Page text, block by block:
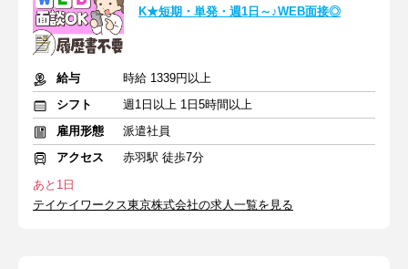
K★短期・単発・週1日～♪WEB面接◎
給与
時給 1339円以上
シフト
週1日以上 1日5時間以上
雇用形態
派遣社員
アクセス
赤羽駅 徒歩7分
あと1日
テイケイワークス東京株式会社の求人一覧を見る